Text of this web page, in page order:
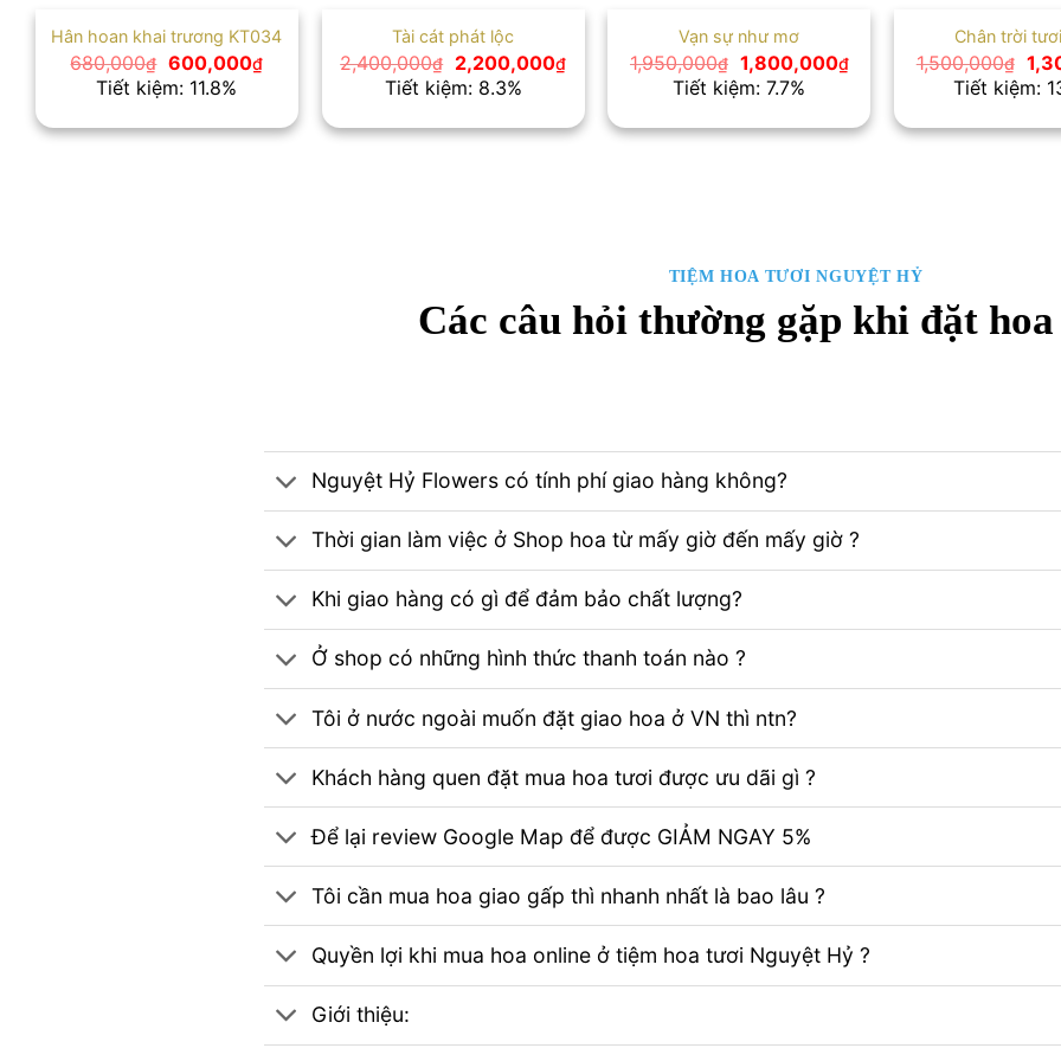
Hân hoan khai trương KT034
680,000₫ Giá
gốc
là:
600,000₫Giá
600,000₫.
Tiết kiệm: 11.8%
Tài cát phát lộc
2,400,000₫
Giá
gốc
là:
2,200,000₫Giá
là:
2,200,000₫.
Tiết kiệm: 8.3%
Vạn sự như mơ
1,950,000₫ Giá
gốc
là:
1,800,000₫Giá
hiện
là:
1,800,000₫.
Tiết kiệm: 7.7%
Chân trời
1,500,000₫
Giá
gốc
là:
Tiết kiệm:
TIỆM HOA TƯƠI NGUYỆT HỶ
Các câu hỏi thường gặp khi đặt
Nguyệt Hỷ Flowers có tính phí giao hàng không?
Thời gian làm việc ở Shop hoa từ mấy giờ đến mấy giờ ?
Khi giao hàng có gì để đảm bảo chất lượng?
Ở shop có những hình thức thanh toán nào ?
Tôi ở nước ngoài muốn đặt giao hoa ở VN thì ntn?
Khách hàng quen đặt mua hoa tươi được ưu dãi gì ?
Để lại review Google Map để được GIẢM NGAY 5%
Tôi cần mua hoa giao gấp thì nhanh nhất là bao lâu ?
Quyền lợi khi mua hoa online ở tiệm hoa tươi Nguyệt Hỷ ?
Giới thiệu: